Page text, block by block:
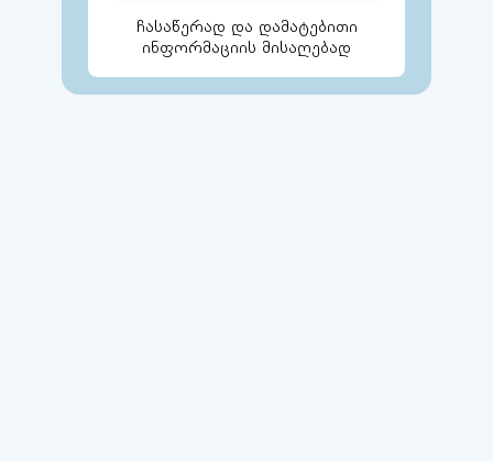
ჩასაწერად და დამატებითი
ინფორმაციის მისაღებად